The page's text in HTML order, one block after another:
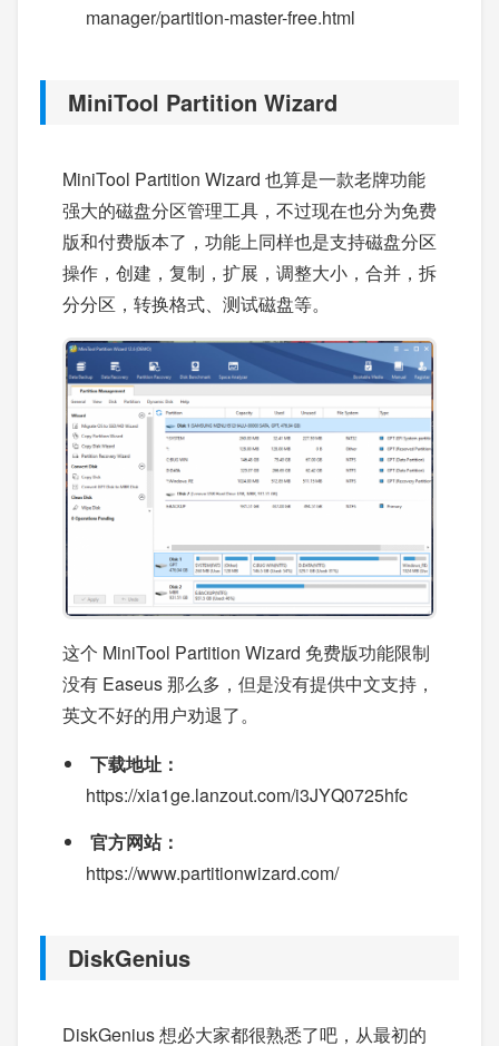
manager/partition-master-free.html
MiniTool Partition Wizard
MiniTool Partition Wizard 也算是一款老牌功能
强大的磁盘分区管理工具，不过现在也分为免费
版和付费版本了，功能上同样也是支持磁盘分区
操作，创建，复制，扩展，调整大小，合并，拆
分分区，转换格式、测试磁盘等。
这个 MiniTool Partition Wizard 免费版功能限制
没有 Easeus 那么多，但是没有提供中文支持，
英文不好的用户劝退了。
下载地址：
https://xia1ge.lanzout.com/i3JYQ0725hfc
官方网站：
https://www.partitionwizard.com/
DiskGenius
DiskGenius 想必大家都很熟悉了吧，从最初的